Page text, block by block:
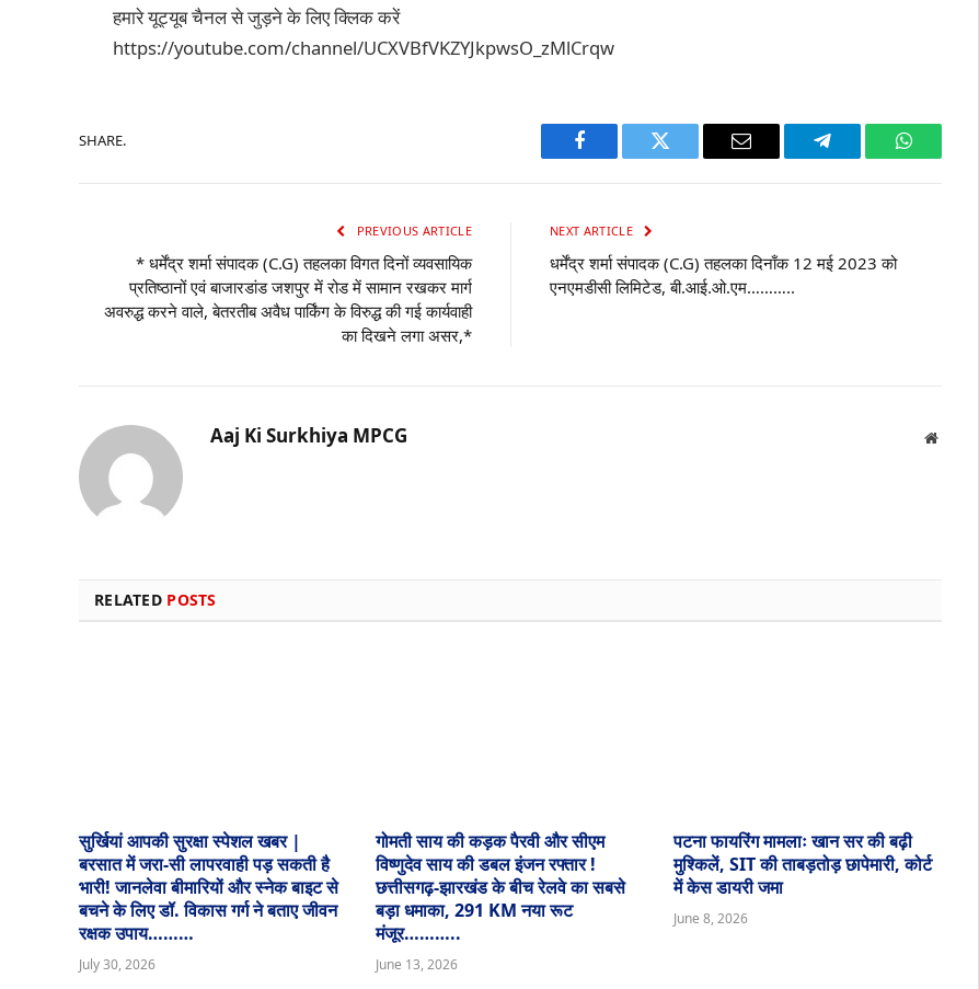
हमारे यूट्यूब चैनल से जुड़ने के लिए क्लिक करें
https://youtube.com/channel/UCXVBfVKZYJkpwsO_zMlCrqw
SHARE.
Facebook Twitter Email Telegram WhatsApp
PREVIOUS ARTICLE
* धर्मेंद्र शर्मा संपादक (C.G) तहलका विगत दिनों व्यवसायिक
प्रतिष्ठानों एवं बाजारडांड जशपुर में रोड में सामान रखकर मार्ग
अवरुद्ध करने वाले, बेतरतीब अवैध पार्किंग के विरुद्ध की गई कार्यवाही
का दिखने लगा असर,*
NEXT ARTICLE
धर्मेंद्र शर्मा संपादक (C.G) तहलका दिनाँक 12 मई 2023 को
एनएमडीसी लिमिटेड, बी.आई.ओ.एम………..
Aaj Ki Surkhiya MPCG Website
RELATED POSTS
सुर्खियां आपकी सुरक्षा स्पेशल खबर |
बरसात में जरा-सी लापरवाही पड़ सकती है
भारी! जानलेवा बीमारियों और स्नेक बाइट से
बचने के लिए डॉ. विकास गर्ग ने बताए जीवन
रक्षक उपाय………
July 30, 2026
गोमती साय की कड़क पैरवी और सीएम
विष्णुदेव साय की डबल इंजन रफ्तार !
छत्तीसगढ़-झारखंड के बीच रेलवे का सबसे
बड़ा धमाका, 291 KM नया रूट
मंजूर………..
June 13, 2026
पटना फायरिंग मामलाः खान सर की बढ़ी
मुश्किलें, SIT की ताबड़तोड़ छापेमारी, कोर्ट
में केस डायरी जमा
June 8, 2026